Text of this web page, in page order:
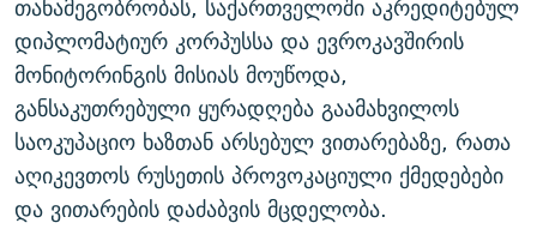
თანამეგობრობას, საქართველოში აკრედიტებულ
დიპლომატიურ კორპუსსა და ევროკავშირის
მონიტორინგის მისიას მოუწოდა,
განსაკუთრებული ყურადღება გაამახვილოს
საოკუპაციო ხაზთან არსებულ ვითარებაზე, რათა
აღიკევთოს რუსეთის პროვოკაციული ქმედებები
და ვითარების დაძაბვის მცდელობა.